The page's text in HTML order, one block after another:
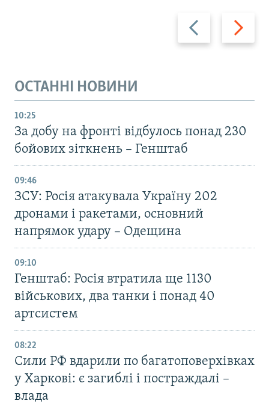
Назад Вперед
ОСТАННІ НОВИНИ
10:25
За добу на фронті відбулось понад 230
бойових зіткнень – Генштаб
09:46
ЗСУ: Росія атакувала Україну 202
дронами і ракетами, основний
напрямок удару – Одещина
09:10
Генштаб: Росія втратила ще 1130
військових, два танки і понад 40
артсистем
08:22
Сили РФ вдарили по багатоповерхівках
у Харкові: є загиблі і постраждалі –
влада